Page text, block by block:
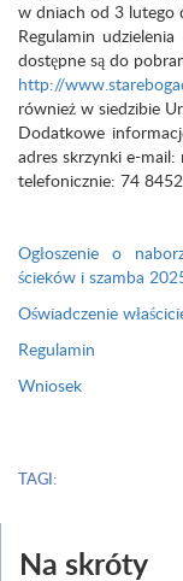
w dniach od 3 lutego
Regulamin
dostępne są do
http://
również w siedzibie
Dodatkowe
adres skrzynki e-mail:
telefonicznie: 74
Ogłoszenie o
ścieków i szamba
Oświadczenie
Regulamin
Wniosek
TAGI:
Na skróty